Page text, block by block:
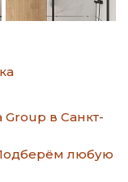
в Санкт-
любую